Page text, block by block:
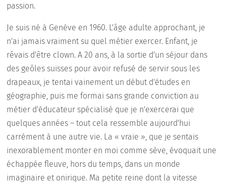
passion.
Je suis né à Genève en 1960. L'âge adulte approchant, je
n'ai jamais vraiment su quel métier exercer. Enfant, je
rêvais d'être clown. A 20 ans, à la sortie d'un séjour dans
des geôles suisses pour avoir refusé de servir sous les
drapeaux, je tentai vainement un début d'études en
géographie, puis me formai sans grande conviction au
métier d'éducateur spécialisé que je n'exercerai que
quelques années – tout cela ressemble aujourd'hui
carrément à une autre vie. La « vraie », que je sentais
inexorablement monter en moi comme sève, évoquait une
échappée fleuve, hors du temps, dans un monde
imaginaire et onirique. Ma petite reine dont la vitesse